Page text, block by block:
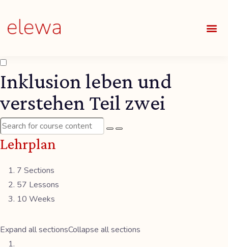
Inklusion leben und
verstehen Teil zwei
Lehrplan
7 Sections
57 Lessons
10 Weeks
Expand all sectionsCollapse all sections